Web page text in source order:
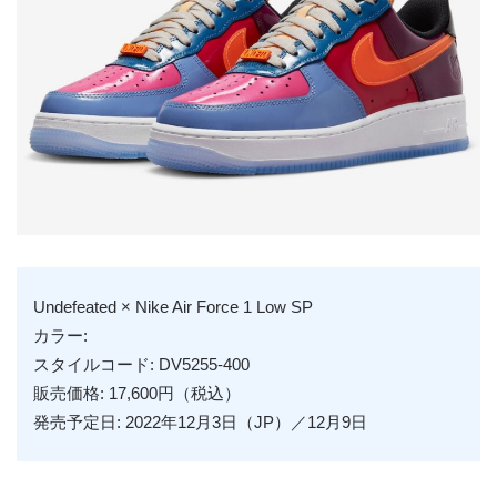
Undefeated × Nike Air Force 1 Low SP
カラー:
スタイルコード: DV5255-400
販売価格: 17,600円（税込）
発売予定日: 2022年12月3日（JP）／12月9日